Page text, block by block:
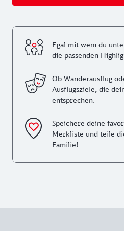
Egal mit wem du
die passenden
Ob Wanderausflug
Ausflugsziele, die
entsprechen.
Speichere deine
Merkliste und teile
Familie!